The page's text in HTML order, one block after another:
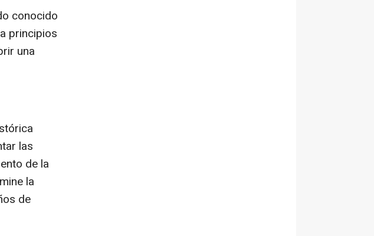
conocido
principios
una
las
de la
la
de